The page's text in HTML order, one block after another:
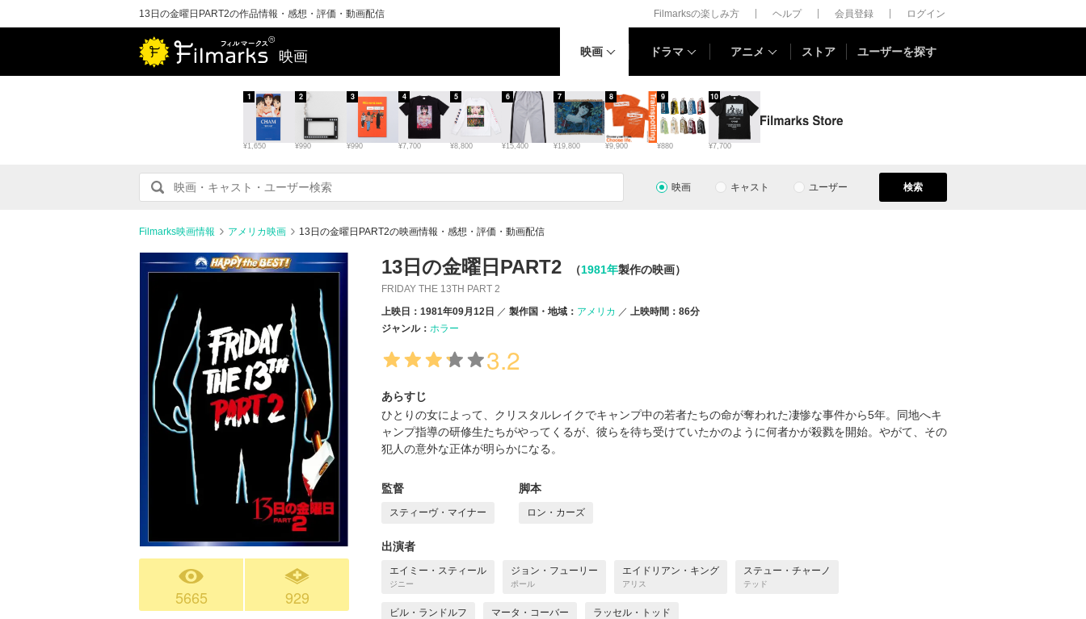
13日の金曜日PART2の作品情報・感想・評価・動画配信 Filmarksの楽しみ方 ヘルプ 会員登録 ログイン
映画 映画 ドラマ アニメ ストア ユーザーを探す
¥1,650
1
¥990
2
¥990
3
¥7,700
4
¥8,800
5
¥15,400
6
¥19,800
7
¥9,900
8
¥880
9
¥7,700
10
映画 キャスト ユーザー 検索
Filmarks映画情報 アメリカ映画 13日の金曜日PART2の映画情報・感想・評価・動画配信
5665 929
13日の金曜日PART2 （1981年製作の映画）
FRIDAY THE 13TH PART 2
上映日：1981年09月12日
製作国・地域： アメリカ
上映時間：86分
ジャンル： ホラー
3.2
あらすじ
ひとりの女によって、クリスタルレイクでキャンプ中の若者たちの命が奪われた凄惨な事件から5年。同地へキ
ャンプ指導の研修生たちがやってくるが、彼らを待ち受けていたかのように何者かが殺戮を開始。やがて、その
犯人の意外な正体が明らかになる。
監督
スティーヴ・マイナー
脚本
ロン・カーズ
出演者
エイミー・スティール
ジニー
ジョン・フューリー
ポール
エイドリアン・キング
アリス
ステュー・チャーノ
テッド
ビル・ランドルフ マータ・コーバー ラッセル・トッド